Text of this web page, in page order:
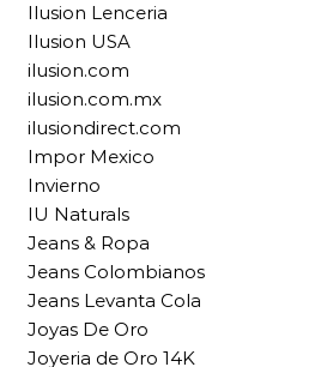
Ilusion Lenceria
Ilusion USA
ilusion.com
ilusion.com.mx
ilusiondirect.com
Impor Mexico
Invierno
IU Naturals
Jeans & Ropa
Jeans Colombianos
Jeans Levanta Cola
Joyas De Oro
Joyeria de Oro 14K